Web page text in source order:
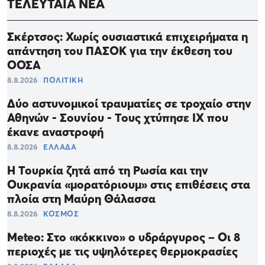
ΤΕΛΕΥΤΑΙΑ ΝΕΑ
Σκέρτσος: Χωρίς ουσιαστικά επιχειρήματα η
απάντηση του ΠΑΣΟΚ για την έκθεση του
ΟΟΣΑ
8.8.2026 ΠΟΛΙΤΙΚΗ
Δύο αστυνομικοί τραυματίες σε τροχαίο στην
Αθηνών - Σουνίου - Τους χτύπησε ΙΧ που
έκανε αναστροφή
8.8.2026 ΕΛΛΑΔΑ
Η Τουρκία ζητά από τη Ρωσία και την
Ουκρανία «μορατόριουμ» στις επιθέσεις στα
πλοία στη Μαύρη Θάλασσα
8.8.2026 ΚΟΣΜΟΣ
Meteo: Στο «κόκκινο» ο υδράργυρος – Οι 8
περιοχές με τις υψηλότερες θερμοκρασίες